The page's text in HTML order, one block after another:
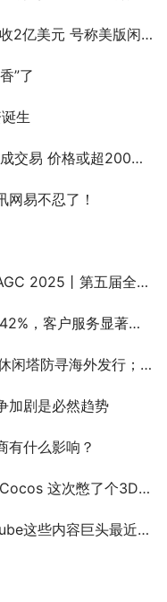
亿美元 号称美版闲鱼
”了
生
价格或超200亿美元
易不忍了！
五届全球产品与增长展会！
，客户服务显著提升
罗斯投放的团队/个人；印度电子游戏寻流量合作
加剧是必然趋势
有什么影响？
次憋了个3D领域的新大招
容巨头最近都做了什么？